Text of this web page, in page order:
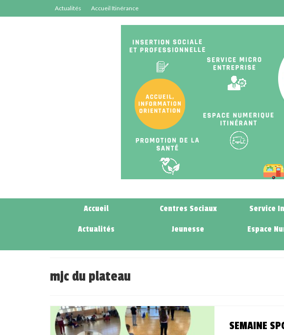
Actualités Accueil Itinérance
Accueil Centres Sociaux Service
Actualités Jeunesse Espace
mjc du plateau
SEMAINE